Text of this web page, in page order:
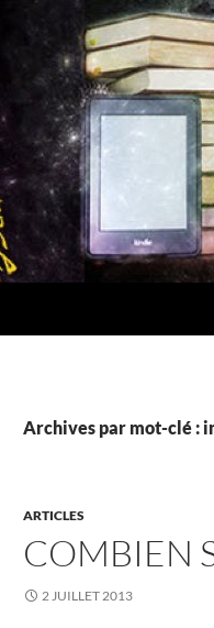
Archives par mot-clé :
ARTICLES
COMBIEN
2 JUILLET 2013